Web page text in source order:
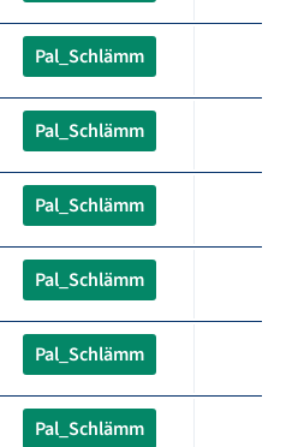
Pal_Schlämm
Pal_Schlämm
Pal_Schlämm
Pal_Schlämm
Pal_Schlämm
Pal_Schlämm